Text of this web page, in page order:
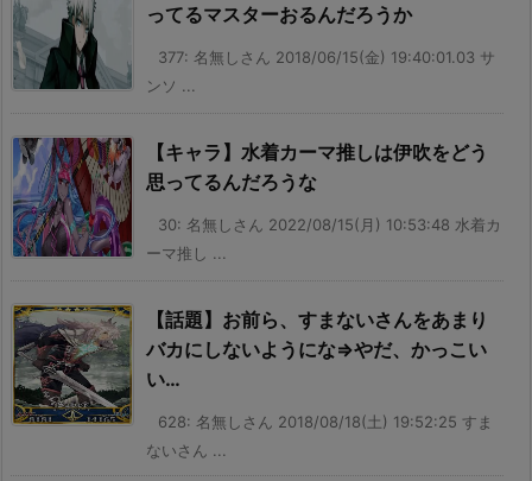
ってるマスターおるんだろうか
377: 名無しさん 2018/06/15(金) 19:40:01.03 サ
ンソ ...
【キャラ】水着カーマ推しは伊吹をどう
思ってるんだろうな
30: 名無しさん 2022/08/15(月) 10:53:48 水着カ
ーマ推し ...
【話題】お前ら、すまないさんをあまり
バカにしないようにな⇒やだ、かっこい
い…
628: 名無しさん 2018/08/18(土) 19:52:25 すま
ないさん ...